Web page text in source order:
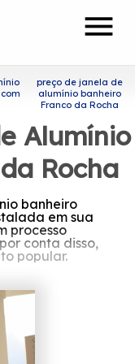
menu
preço de janela de
alumínio banheiro
Franco da Rocha
Alumínio
Rocha
banheiro
em sua
processo
conta disso,
popular.
preço
Rocha?
mais bem